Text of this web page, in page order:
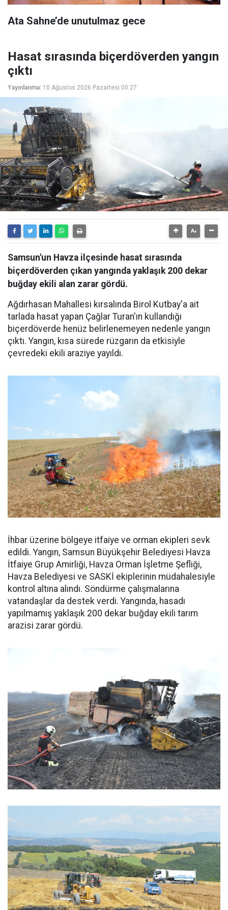
Ata Sahne’de unutulmaz gece
Hasat sırasında biçerdöverden yangın
çıktı
Yayınlanma: 10 Ağustos 2026 Pazartesi 00:27
Samsun'un Havza ilçesinde hasat sırasında
biçerdöverden çıkan yangında yaklaşık 200 dekar
buğday ekili alan zarar gördü.
Ağdırhasan Mahallesi kırsalında Birol Kutbay'a ait
tarlada hasat yapan Çağlar Turan'ın kullandığı
biçerdöverde henüz belirlenemeyen nedenle yangın
çıktı. Yangın, kısa sürede rüzgarın da etkisiyle
çevredeki ekili araziye yayıldı.
İhbar üzerine bölgeye itfaiye ve orman ekipleri sevk
edildi. Yangın, Samsun Büyükşehir Belediyesi Havza
İtfaiye Grup Amirliği, Havza Orman İşletme Şefliği,
Havza Belediyesi ve SASKİ ekiplerinin müdahalesiyle
kontrol altına alındı. Söndürme çalışmalarına
vatandaşlar da destek verdi. Yangında, hasadı
yapılmamış yaklaşık 200 dekar buğday ekili tarım
arazisi zarar gördü.